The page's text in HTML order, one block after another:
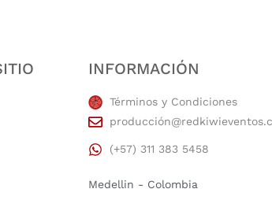
INFORMACIÓN
Términos y Condiciones
(+57) 311 383 5458
Medellin - Colombia